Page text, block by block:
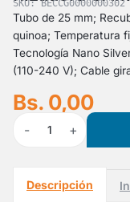
SKU: BECCG0000000302
Tubo de 25 mm;
quinoa; Temperatura
Tecnología Nano
(110-240 V); Cable
Bs. 0,00
- 1 +
Descripción